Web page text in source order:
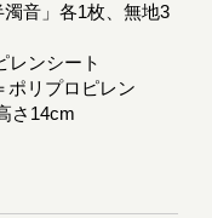
音」各1枚、無地3
レンシート
ポリプロピレン
さ14cm